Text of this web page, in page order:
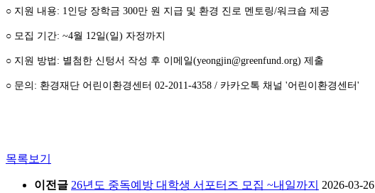
○ 지원 내용: 1인당 장학금 300만 원 지급 및 환경 진로 멘토링/워크숍 제공
○ 모집 기간: ~4월 12일(일) 자정까지
○ 지원 방법: 별첨한 신텅서 작성 후 이메일(yeongjin@greenfund.org) 제출
○ 문의: 환경재단 어린이환경센터 02-2011-4358 / 카카오톡 채널 '어린이환경센터'
목록보기
이전글 26년도 중독예방 대학생 서포터즈 모집 ~내일까지
2026-03-26